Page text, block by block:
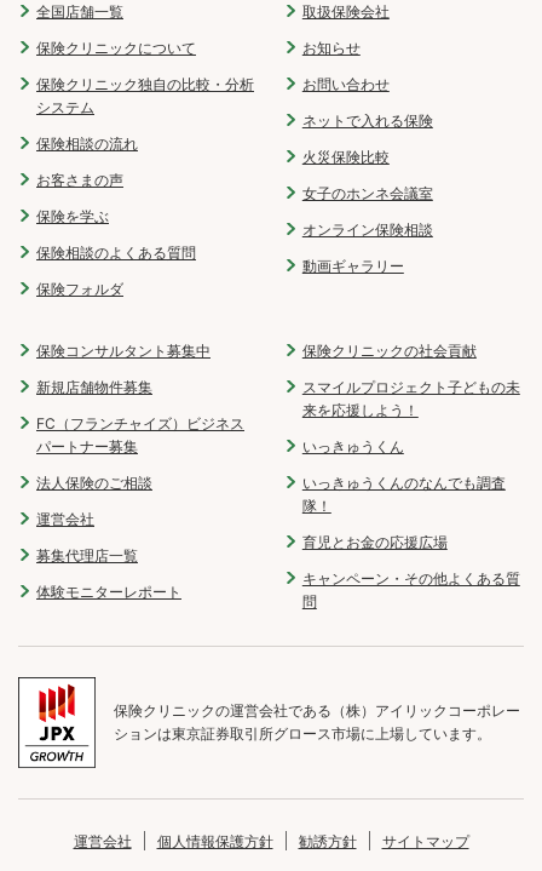
全国店舗一覧
保険クリニックについて
保険クリニック独自の比較・分析
システム
保険相談の流れ
お客さまの声
保険を学ぶ
保険相談のよくある質問
保険フォルダ
取扱保険会社
お知らせ
お問い合わせ
ネットで入れる保険
火災保険比較
女子のホンネ会議室
オンライン保険相談
動画ギャラリー
保険コンサルタント募集中
新規店舗物件募集
FC（フランチャイズ）ビジネス
パートナー募集
法人保険のご相談
運営会社
募集代理店一覧
体験モニターレポート
保険クリニックの社会貢献
スマイルプロジェクト子どもの未
来を応援しよう！
いっきゅうくん
いっきゅうくんのなんでも調査
隊！
育児とお金の応援広場
キャンペーン・その他よくある質
問
保険クリニックの運営会社である（株）アイリックコーポレー
ションは東京証券取引所グロース市場に上場しています。
運営会社 個人情報保護方針 勧誘方針 サイトマップ